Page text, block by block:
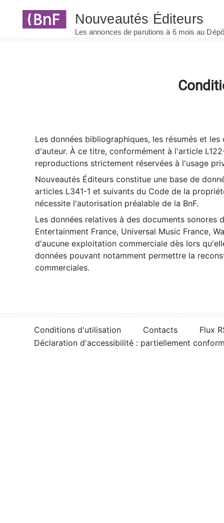
Les données bibliographiques, les résumés et
d'auteur. À ce titre, conformément à l'article
reproductions strictement réservées à l'usage
Nouveautés Éditeurs constitue une base de
articles L341-1 et suivants du Code de la
nécessite l'autorisation préalable de la BnF.
Les données relatives à des documents sonores
Entertainment France, Universal Music France,
d'aucune exploitation commerciale dès lors
données pouvant notamment permettre la
commerciales.
Conditions d'utilisation Contacts
Flux
Déclaration d'accessibilité : partiellement